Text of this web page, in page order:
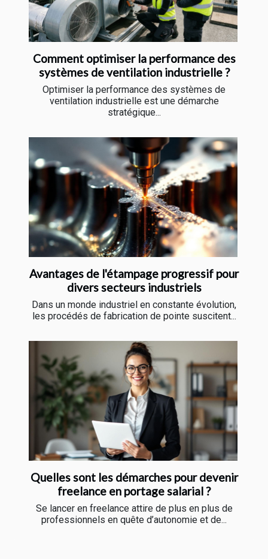
Comment optimiser la performance des
systèmes de ventilation industrielle ?
Optimiser la performance des systèmes de
ventilation industrielle est une démarche
stratégique...
Avantages de l'étampage progressif pour
divers secteurs industriels
Dans un monde industriel en constante évolution,
les procédés de fabrication de pointe suscitent...
Quelles sont les démarches pour devenir
freelance en portage salarial ?
Se lancer en freelance attire de plus en plus de
professionnels en quête d’autonomie et de...